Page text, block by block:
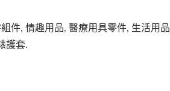
件, 情趣用品, 醫療用具零件, 生活用
護套.